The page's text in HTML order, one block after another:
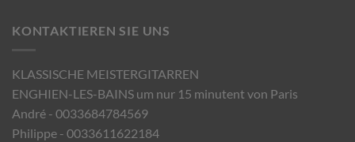
KONTAKTIEREN SIE UNS
KLASSISCHE MEISTERGITARREN
ENGHIEN-LES-BAINS um nur 15 minutent von Paris
André - 0033684784569
Philippe - 0033611622184